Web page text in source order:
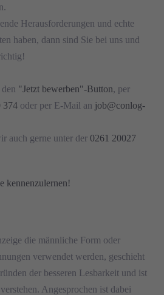
Herausforderungen und echte
haben, dann sind Sie bei uns und
"Jetzt bewerben"-Button, per
374 oder per E-Mail an job@conlog-
auch gerne unter der 0261 20027
kennenzulernen!
die männliche Form oder
verwendet werden, geschieht
der besseren Lesbarkeit und ist
Angesprochen ist dabei